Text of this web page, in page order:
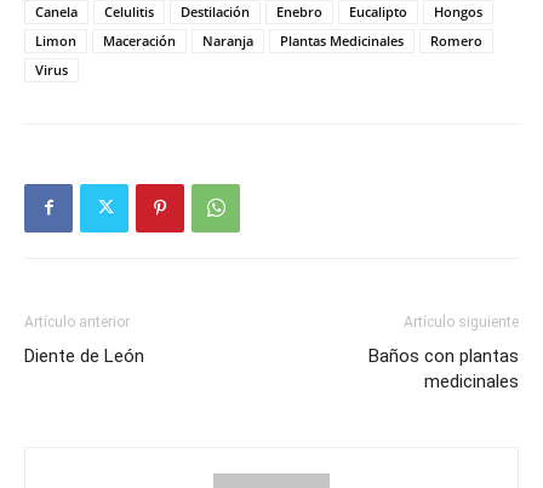
Canela
Celulitis Destilación Enebro Eucalipto
Hongos
Limon
Maceración Naranja Plantas Medicinales
Romero
Virus
Artículo anterior
Diente de León
Artículo siguiente
Baños con plantas
medicinales